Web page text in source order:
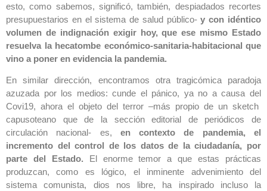
esto, como sabemos, significó, también, despiadados recortes
presupuestarios en el sistema de salud público-y con idéntico
volumen de indignación exigir hoy, que ese mismo Estado
resuelva la hecatombe económico-sanitaria-habitacional que
vino a poner en evidencia la pandemia.
En similar dirección, encontramos otra tragicómica paradoja
azuzada por los medios: cunde el pánico, ya no a causa del
Covi19, ahora el objeto del terror –más propio de un sketch
capusoteano que de la sección editorial de periódicos de
circulación nacional- es, en contexto de pandemia, el
incremento del control de los datos de la ciudadanía, por
parte del Estado. El enorme temor a que estas prácticas
produzcan, como es lógico, el inminente advenimiento del
sistema comunista, dios nos libre, ha inspirado incluso la